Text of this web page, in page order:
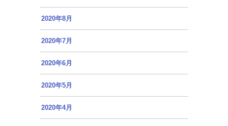
2020年8月
2020年7月
2020年6月
2020年5月
2020年4月